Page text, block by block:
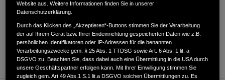
ANFAHRTSBESCHREIBUNG ANFORDERN
WEBSITE
Website aus. Weitere Informationen finden Sie in unserer
Datenschutzerklärung.
Durch das Klicken des „Akzeptieren“-Buttons stimmen Sie der Verarbeitung
der auf Ihrem Gerät bzw. Ihrer Endeinrichtung gespeicherten Daten wie z.B.
persönlichen Identifikatoren oder IP-Adressen für die benannten
Verarbeitungszwecke gem. § 25 Abs. 1 TTDSG sowie Art. 6 Abs. 1 lit. a
DSGVO zu. Beachten Sie, dass dabei auch eine Übermittlung in die USA durch
unsere Geschäftspartner erfolgen kann. Mit Ihrer Einwilligung stimmen Sie
zugleich gem. Art.49 Abs.1 S.1 lit.a DSGVO solchen Übermittlungen zu. Es